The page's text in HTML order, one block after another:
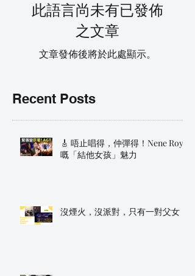
此語言尚未有已發佈
之文章
文章發佈後將於此處顯示。
Recent Posts
🎸 唔止唱得，仲彈得！Nene Royal
嘅「結他女孩」魅力
沒煙火，沒派對，只有一對父女